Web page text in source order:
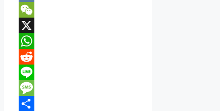
VK
WeChat
X
WhatsApp
Reddit
Line
Message